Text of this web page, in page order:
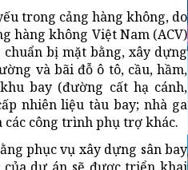
trong cảng hàng không, do
hàng không Việt Nam (ACV)
bị mặt bằng, xây dựng
và bãi đỗ ô tô, cầu, hầm,
bay (đường cất hạ cánh,
nhiên liệu tàu bay; nhà ga
các công trình phụ trợ khác.
phục vụ xây dựng sân bay